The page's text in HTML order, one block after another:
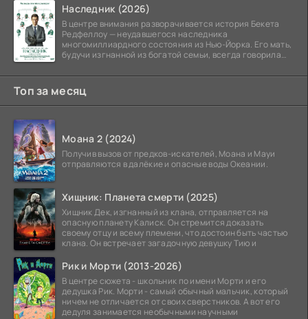
Наследник (2026)
В центре внимания разворачивается история Бекета
Редфеллоу — неудавшегося наследника
многомиллиардного состояния из Нью-Йорка. Его мать,
будучи изгнанной из богатой семьи, всегда говорила
Топ за месяц
Моана 2 (2024)
Получив вызов от предков-искателей, Моана и Мауи
отправляются в далёкие и опасные воды Океании.
Хищник: Планета смерти (2025)
Хищник Дек, изгнанный из клана, отправляется на
опасную планету Калиск. Он стремится доказать
своему отцу и всему племени, что достоин быть частью
клана. Он встречает загадочную девушку Тию и
Рик и Морти (2013-2026)
В центре сюжета - школьник по имени Морти и его
дедушка Рик. Морти - самый обычный мальчик, который
ничем не отличается от своих сверстников. А вот его
дедуля занимается необычными научными